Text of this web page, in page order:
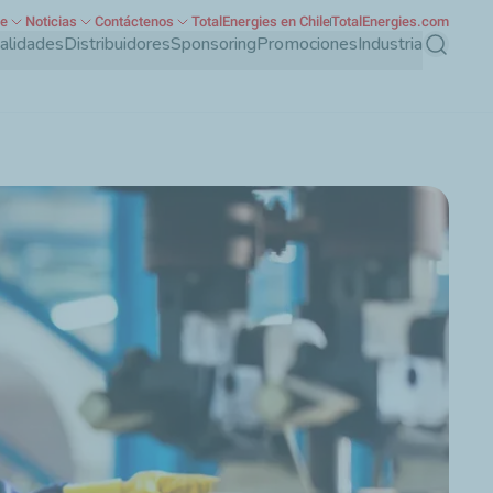
DistribuidoresSponsoringPromocionesIndustria Buscar
Noticias Contáctenos TotalEnergies en ChileTotalEnergies.com